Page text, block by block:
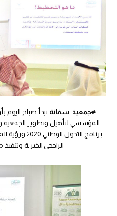
#جمعية_سفانة تبدأ صباح
المؤسسي لتأهيل وتطوير الجمعية
الراجحي الخيرية